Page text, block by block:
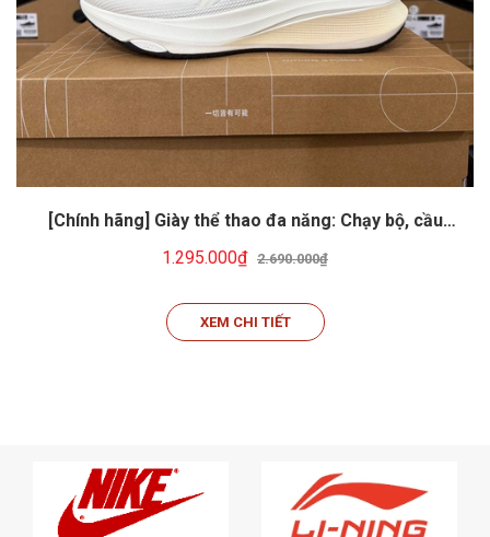
[Chính hãng] Giày thể thao đa năng: Chạy bộ, cầu
1.295.000₫ 2.690.000₫
XEM CHI TIẾT